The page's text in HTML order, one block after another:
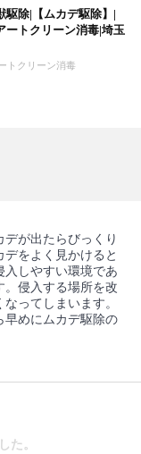
駆除|【ムカデ駆除】|
ートクリーン消毒|埼玉
トクリーン消毒
が出たらびっくり
をよく見かけると
入しやすい環境であ
。侵入する場所を改
ってしまいます。
早めにムカデ駆除の
た。